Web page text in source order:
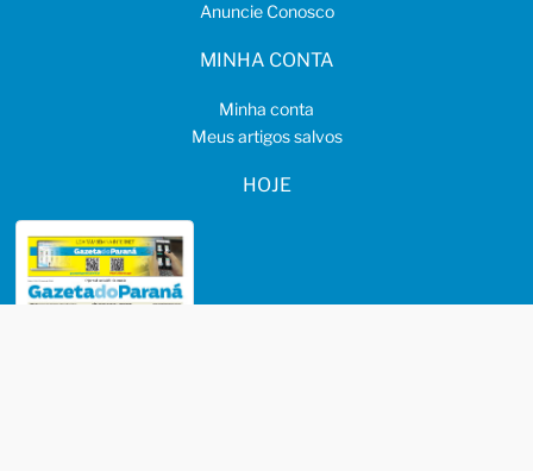
Anuncie Conosco
MINHA CONTA
Minha conta
Meus artigos salvos
HOJE